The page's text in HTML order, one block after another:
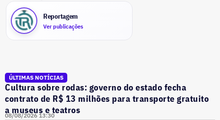
Reportagem
Ver publicações
ÚLTIMAS NOTÍCIAS
Cultura sobre rodas: governo do estado fecha
contrato de R$ 13 milhões para transporte gratuito
a museus e teatros
08/08/2026 13:30